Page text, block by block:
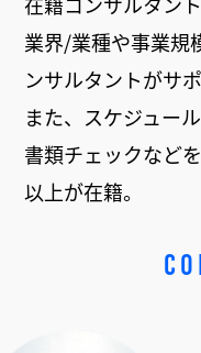
業界/業種や事業規
ンサルタントがサ
また、スケジュー
書類チェックなど
以上が在籍。